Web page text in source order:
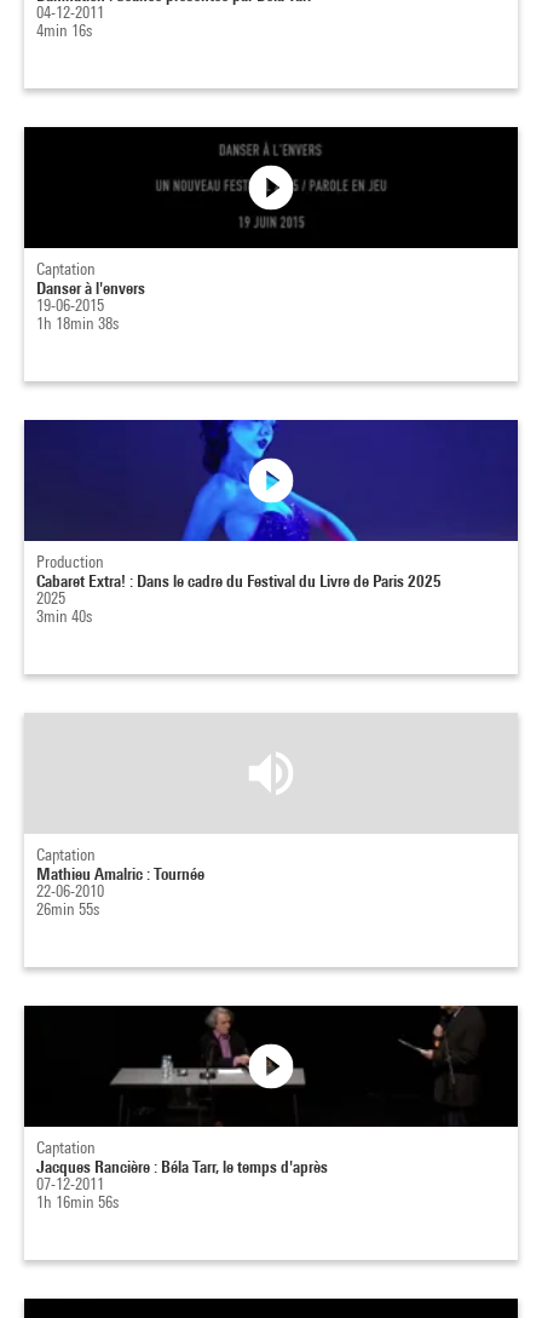
04-12-2011
4min 16s
Captation
Danser à l'envers
19-06-2015
1h 18min 38s
Production
Cabaret Extra! : Dans le cadre du Festival du Livre de Paris 2025
2025
3min 40s
Captation
Mathieu Amalric : Tournée
22-06-2010
26min 55s
Captation
Jacques Rancière : Béla Tarr, le temps d'après
07-12-2011
1h 16min 56s